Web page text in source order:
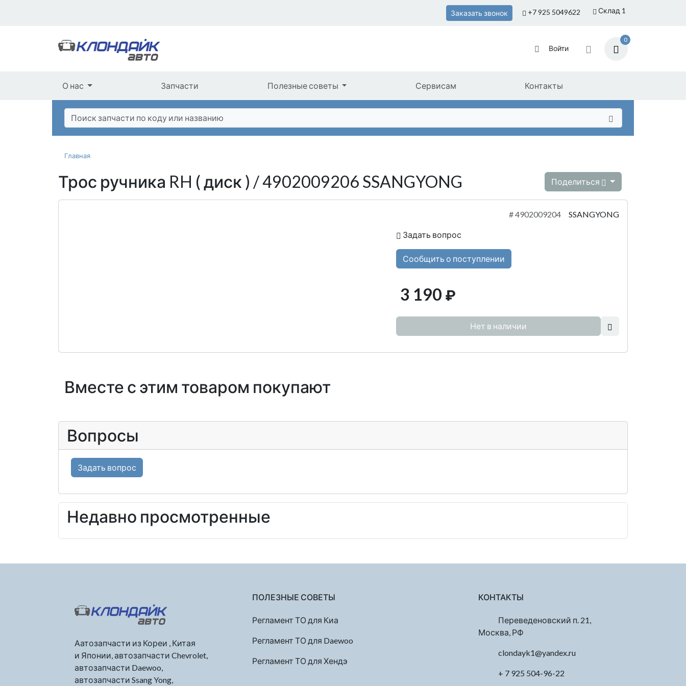
Склад 1
Заказать звонок +7 925 5049622
Войти
0
О нас Запчасти Полезные советы Сервисам Контакты
Главная
Трос ручника RH ( диск ) / 4902009206 SSANGYONG Поделиться
#4902009204 SSANGYONG
Задать вопрос
Сообщить о поступлении
3 190 ₽
Нет в наличии
Вместе с этим товаром покупают
Вопросы
Задать вопрос
Недавно просмотренные
Аатозапчасти из Кореи , Китая
и Японии, автозапчасти Chevrolet,
автозапчасти Daewoo,
автозапчасти Ssang Yong,
ПОЛЕЗНЫЕ СОВЕТЫ
Регламент ТО для Киа
Регламент ТО для Daewoo
Регламент ТО для Хендэ
КОНТАКТЫ
Переведеновский п. 21,
Москва, РФ
clondayk1@yandex.ru
+ 7 925 504-96-22